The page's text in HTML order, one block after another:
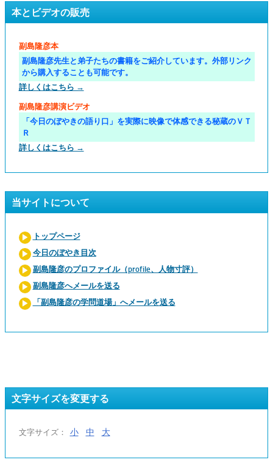
本とビデオの販売
副島隆彦本
副島隆彦先生と弟子たちの書籍をご紹介しています。外部リンク
から購入することも可能です。
詳しくはこちら →
副島隆彦講演ビデオ
「今日のぼやきの語り口」を実際に映像で体感できる秘蔵のＶＴ
Ｒ
詳しくはこちら →
当サイトについて
トップページ
今日のぼやき目次
副島隆彦のプロファイル（profile、人物寸評）
副島隆彦へメールを送る
「副島隆彦の学問道場」へメールを送る
文字サイズを変更する
文字サイズ： 小 中 大